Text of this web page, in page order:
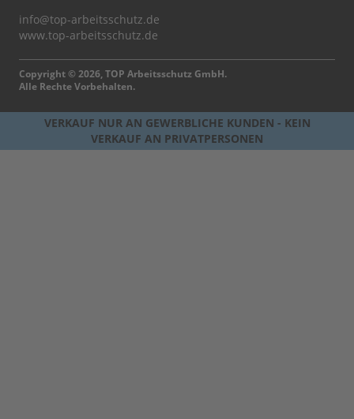
info@top-arbeitsschutz.de
www.top-arbeitsschutz.de
Copyright © 2026, TOP Arbeitsschutz GmbH.
Alle Rechte Vorbehalten.
VERKAUF NUR AN GEWERBLICHE KUNDEN - KEIN
VERKAUF AN PRIVATPERSONEN